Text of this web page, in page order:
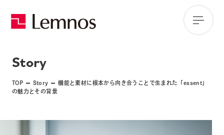
Story
TOP Story
機能と素材に根本から向き合うことで生まれた「essent」
の魅力とその背景